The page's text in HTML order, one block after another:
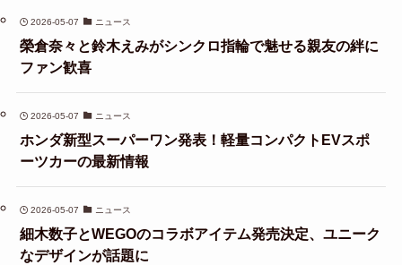
2026-05-07 ニュース
榮倉奈々と鈴木えみがシンクロ指輪で魅せる親友の絆に
ファン歓喜
2026-05-07 ニュース
ホンダ新型スーパーワン発表！軽量コンパクトEVスポ
ーツカーの最新情報
2026-05-07 ニュース
細木数子とWEGOのコラボアイテム発売決定、ユニーク
なデザインが話題に